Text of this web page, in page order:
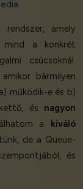
rendszer, amely
mind a konkrét
csúcsoknál.
bármilyen
működik-e és b)
és nagyon
a kiváló
de a Queue-
és